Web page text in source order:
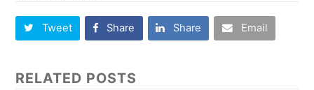
Tweet Share Share Email
RELATED POSTS